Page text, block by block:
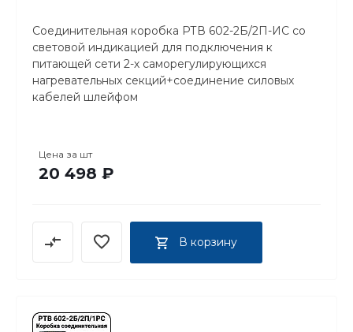
Соединительная коробка РТВ 602-2Б/2П-ИС со
световой индикацией для подключения к
питающей сети 2-х саморегулирующихся
нагревательных секций+соединение силовых
кабелей шлейфом
Цена за шт
20 498 ₽
В корзину